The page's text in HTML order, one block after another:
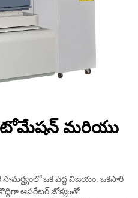
మరియు
ఒక పెద్ద విజయం. ఒకసారి
ఆపరేటర్ జోక్యంతో